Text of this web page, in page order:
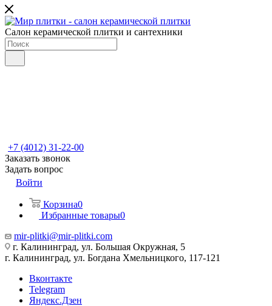
Салон керамической плитки и сантехники
+7 (4012) 31-22-00
Заказать звонок
Задать вопрос
Войти
Корзина0
Избранные товары0
mir-plitki@mir-plitki.com
г. Калининград, ул. Большая Окружная, 5
г. Калининград, ул. Богдана Хмельницкого, 117-121
Вконтакте
Telegram
Яндекс.Дзен